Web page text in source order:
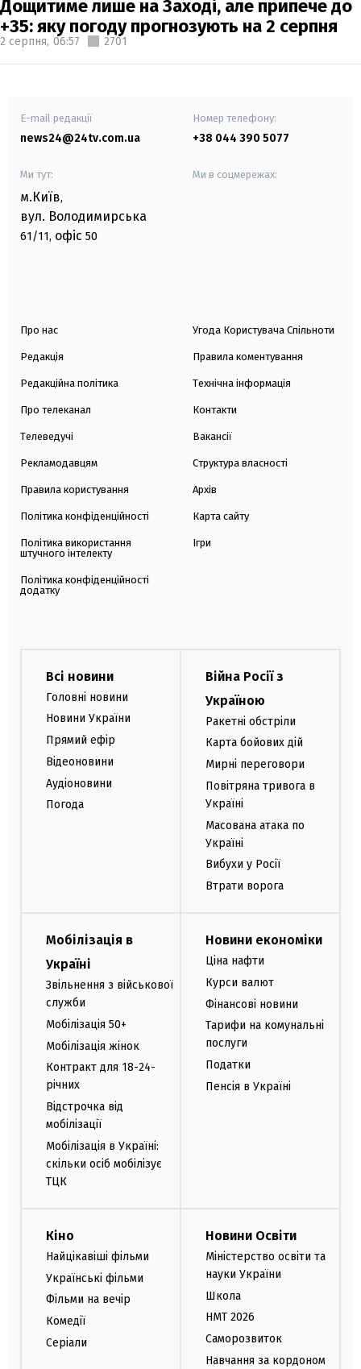
Дощитиме лише на Заході, але припече до
+35: яку погоду прогнозують на 2 серпня
2 серпня, 06:57 2701
E-mail редакції
news24@24tv.com.ua
Номер телефону:
+38 044 390 5077
Ми тут:
м.Київ,
вул. Володимирська
61/11, офіс 50
Ми в соцмережах:
Про нас
Редакція
Редакційна політика
Про телеканал
Телеведучі
Рекламодавцям
Правила користування
Політика конфіденційності
Політика використання
штучного інтелекту
Політика конфіденційності
додатку
Угода Користувача Спільноти
Правила коментування
Технічна інформація
Контакти
Вакансії
Структура власності
Архів
Карта сайту
Ігри
Всі новини
Головні новини
Новини України
Прямий ефір
Відеоновини
Аудіоновини
Погода
Війна Росії з
Україною
Ракетні обстріли
Карта бойових дій
Мирні переговори
Повітряна тривога в
Україні
Масована атака по
Україні
Вибухи у Росії
Втрати ворога
Мобілізація в
Україні
Звільнення з військової
служби
Мобілізація 50+
Мобілізація жінок
Контракт для 18-24-
річних
Відстрочка від
мобілізації
Мобілізація в Україні:
скільки осіб мобілізує
ТЦК
Новини економіки
Ціна нафти
Курси валют
Фінансові новини
Тарифи на комунальні
послуги
Податки
Пенсія в Україні
Кіно
Найцікавіші фільми
Українські фільми
Фільми на вечір
Комедії
Серіали
Новини Освіти
Міністерство освіти та
науки України
Школа
НМТ 2026
Саморозвиток
Навчання за кордоном